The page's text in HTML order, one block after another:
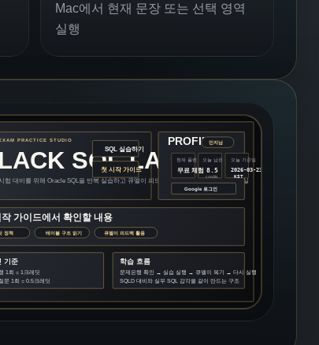
Mac에서 현재 문장 또는 선택 영역
실행